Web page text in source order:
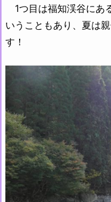
1つ目は福知渓谷にあ
いうこともあり、夏は
す！